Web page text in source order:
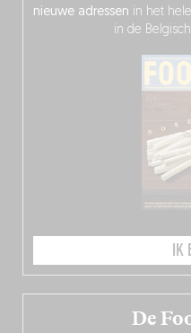
nieuwe adressen in het
in de
IK
De